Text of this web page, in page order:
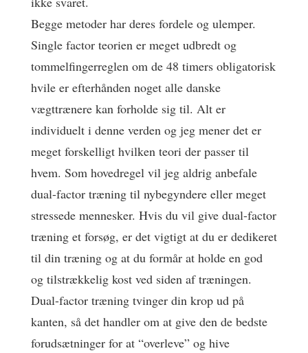
Begge metoder har deres fordele og ulemper.
Single factor teorien er meget udbredt og
tommelfingerreglen om de 48 timers obligatorisk
hvile er efterhånden noget alle danske
vægttrænere kan forholde sig til. Alt er
individuelt i denne verden og jeg mener det er
meget forskelligt hvilken teori der passer til
hvem. Som hovedregel vil jeg aldrig anbefale
dual-factor træning til nybegyndere eller meget
stressede mennesker. Hvis du vil give dual-factor
træning et forsøg, er det vigtigt at du er dedikeret
til din træning og at du formår at holde en god
og tilstrækkelig kost ved siden af træningen.
Dual-factor træning tvinger din krop ud på
kanten, så det handler om at give den de bedste
forudsætninger for at “overleve” og hive